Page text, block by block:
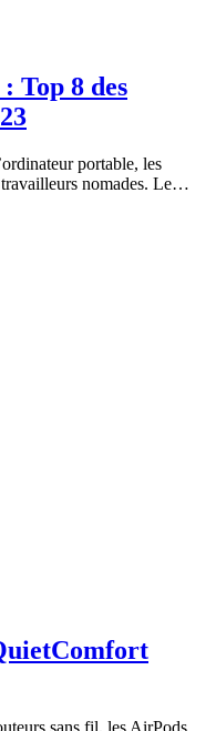
Top 8 des
portable, les
travailleurs nomades. Le…
sans fil, les AirPods